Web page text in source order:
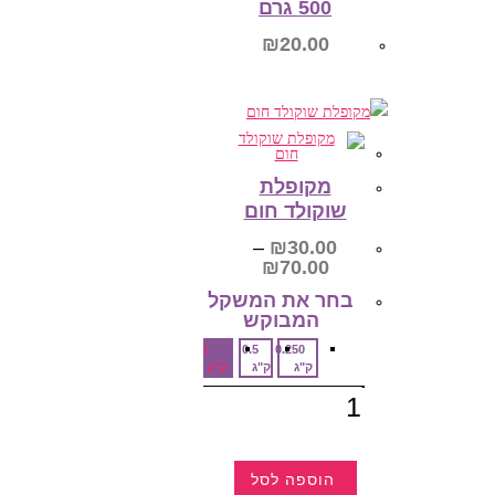
המוצר500 גרם
₪20.00
הוספה לסל
מקופלת
שוקולד חום
₪30.00
–
₪70.00
טווח
מחירים:
עד
⁦₪70.00⁩
בחר את המשקל
המבוקש‎
0.250
ק"ג
0.5
ק"ג
ק"ג
הוספה לסל